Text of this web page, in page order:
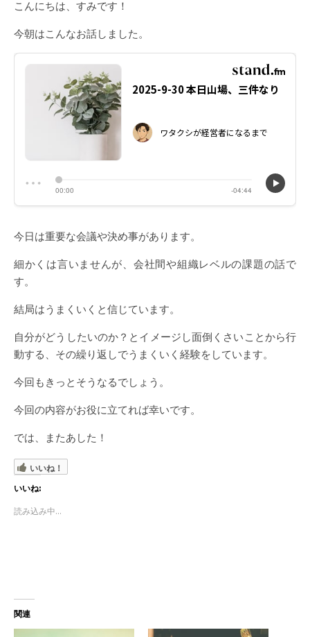
こんにちは、すみです！
今朝はこんなお話しました。
今日は重要な会議や決め事があります。
細かくは言いませんが、会社間や組織レベルの課題の話で
す。
結局はうまくいくと信じています。
自分がどうしたいのか？とイメージし面倒くさいことから行
動する、その繰り返しでうまくいく経験をしています。
今回もきっとそうなるでしょう。
今回の内容がお役に立てれば幸いです。
では、またあした！
いいね！
いいね:
読み込み中...
関連